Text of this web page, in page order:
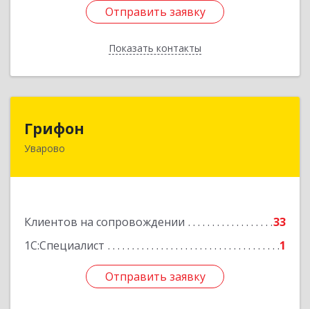
Отправить заявку
Показать контакты
Отправить заявку
Назад
Грифон
Уварово
Клиентов на сопровождении
33
1С:Специалист
1
Отправить заявку
393461, Тамбовская обл, Уварово г, Южная ул,
Отправить заявку